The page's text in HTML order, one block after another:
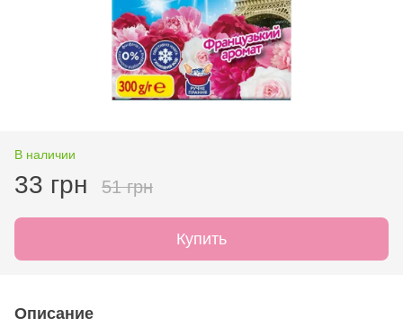
В наличии
33 грн 51 грн
Купить
Описание